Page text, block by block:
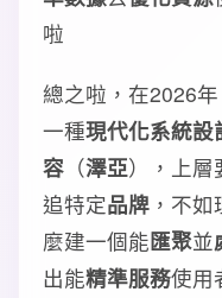
啦
總之啦，在2026年
一種現代化系統設
容 （澤亞），上層
追特定品牌 ，不
麼建一個能匯聚並
出能精準服務使用